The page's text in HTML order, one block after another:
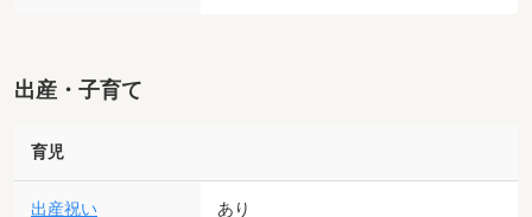
出産・子育て
育児
出産祝い あり